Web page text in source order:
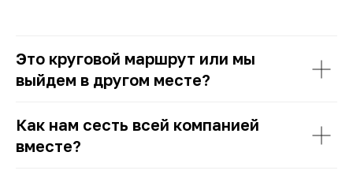
Это круговой маршрут или мы
выйдем в другом месте?
Как нам сесть всей компанией
вместе?